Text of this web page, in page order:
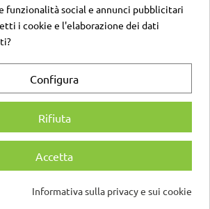
| Tutti i diritti sono riservati
Consenso sui cookie
social e annunci pubblicitari
i cookie e l'elaborazione dei dati
Configura
Rifiuta
Accetta
Informativa sulla privacy e sui cookie